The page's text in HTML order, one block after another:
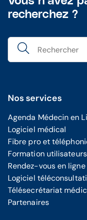
recherchez ?
Nos services
Agenda Médecin en
Logiciel médical
Fibre pro et
Formation utilisateurs
Rendez-vous en ligne
Logiciel
Télésecrétariat
Partenaires